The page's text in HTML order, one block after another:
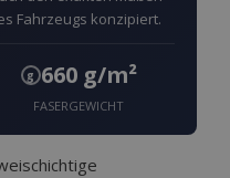
Fahrzeugs konzipiert.
g 660 g/m²
FASERGEWICHT